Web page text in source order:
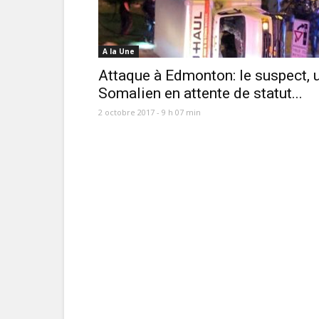
A la Une
Attaque à Edmonton: le suspect,
Somalien en attente de statut...
2 octobre 2017 - 9 h 07 min